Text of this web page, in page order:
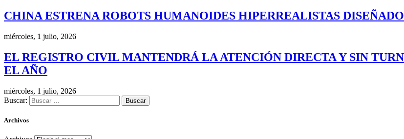
CHINA ESTRENA ROBOTS HUMANOIDES HIPERREALISTAS
miércoles, 1 julio, 2026
EL REGISTRO CIVIL MANTENDRÁ LA ATENCIÓN DIRECTA Y SIN
EL AÑO
miércoles, 1 julio, 2026
Buscar:
Archivos